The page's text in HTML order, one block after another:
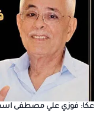
عكا: فوزي علي مصطفى اسدي